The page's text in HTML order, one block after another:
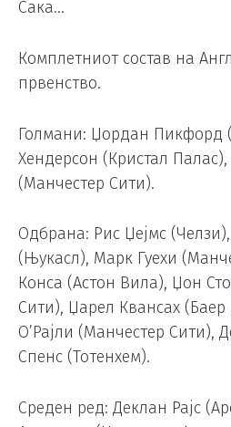
Сака…
Комплетниот состав на
првенство.
Голмани: Џордан Пикфорд
Хендерсон (Кристал
(Манчестер Сити).
Одбрана: Рис Џејмс
(Њукасл), Марк Гуехи
Конса (Астон Вила), Џон
Сити), Џарел Квансах
О’Рајли (Манчестер Сити),
Спенс (Тотенхем).
Среден ред: Деклан Рајс